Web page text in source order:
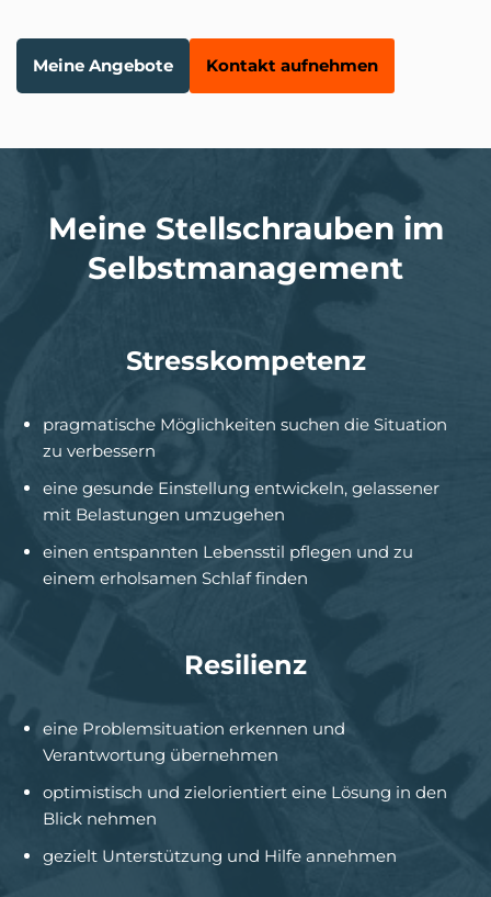
Meine Angebote Kontakt aufnehmen
Meine Stellschrauben im
Selbstmanagement
Stresskompetenz
pragmatische Möglichkeiten suchen die Situation
zu verbessern
eine gesunde Einstellung entwickeln, gelassener
mit Belastungen umzugehen
einen entspannten Lebensstil pflegen und zu
einem erholsamen Schlaf finden
Resilienz
eine Problemsituation erkennen und
Verantwortung übernehmen
optimistisch und zielorientiert eine Lösung in den
Blick nehmen
gezielt Unterstützung und Hilfe annehmen